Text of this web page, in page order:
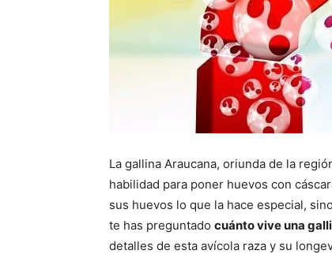
La gallina Araucana, oriunda de la
habilidad para poner huevos con
sus huevos lo que la hace especial,
te has preguntado cuánto vive una
detalles de esta avícola raza y su